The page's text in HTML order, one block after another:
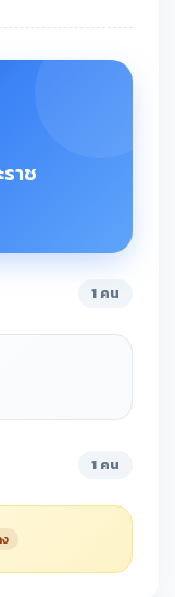
าช
1 คน
1 คน